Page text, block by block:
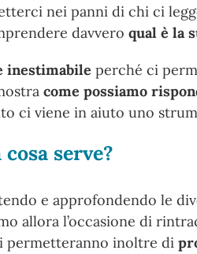
nei panni di chi ci
davvero qual è la
inestimabile perché ci
come possiamo
ci viene in aiuto uno
cosa serve?
e approfondendo le
allora l’occasione di
permetteranno inoltre di